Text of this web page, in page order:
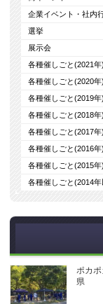
企業イベント・社内
選挙
展示会
各種催しごと(2021年)
各種催しごと(2020年)
各種催しごと(2019年)
各種催しごと(2018年)
各種催しごと(2017年)
各種催しごと(2016年)
各種催しごと(2015年)
各種催しごと(2014年
ポカ
県